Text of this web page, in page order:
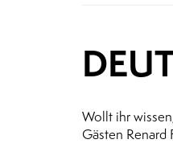
Wollt ihr
Gästen Renard